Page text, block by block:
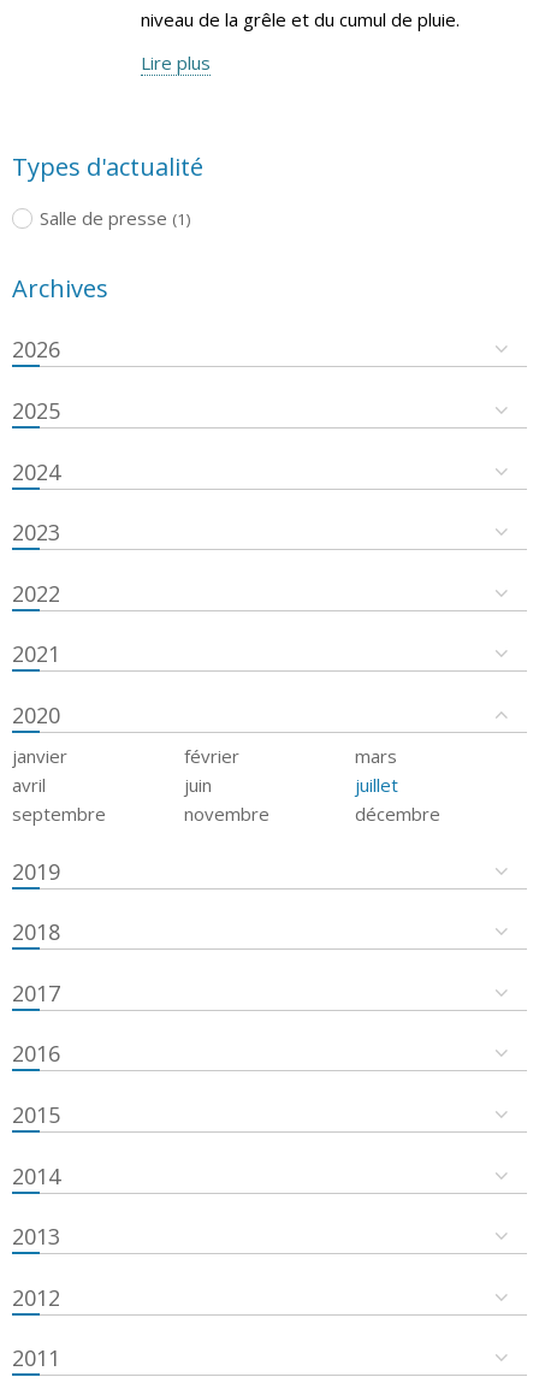
niveau de la grêle et du cumul de pluie.
Lire plus
Types d'actualité
Salle de presse (1)
Archives
2026
2025
2024
2023
2022
2021
2020
janvier février
mars
avril
juin
juillet
septembre
novembre décembre
2019
2018
2017
2016
2015
2014
2013
2012
2011